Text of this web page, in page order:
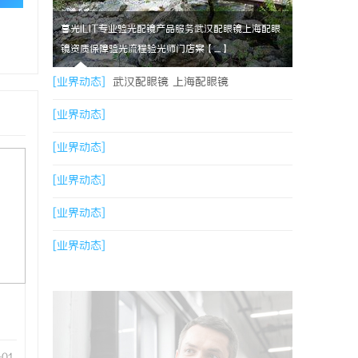
暮光ILIT专业验光配镜产品服务武汉配眼镜上海配眼
镜资质保障验光流程验光师门店案【....】
[业界动态] 武汉配眼镜 上海配眼镜
[业界动态]
[业界动态]
[业界动态]
[业界动态]
[业界动态]